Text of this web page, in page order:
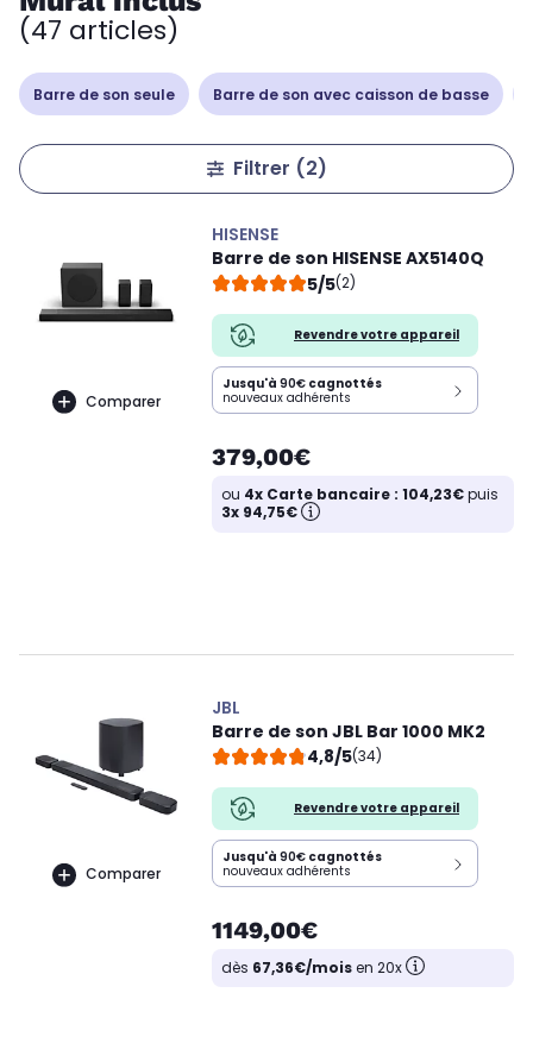
(47 articles)
Barre de son seule Barre de son avec caisson de basse
Filtrer (2)
Comparer
HISENSE
Barre de son HISENSE AX5140Q
5/5(2)
Revendre votre appareil
Jusqu'à 90€ cagnottés
nouveaux adhérents
379,00€
ou 4x Carte bancaire : 104,23€puis
3x 94,75€
Comparer
JBL
Barre de son JBL Bar 1000 MK2
4,8/5(34)
Revendre votre appareil
Jusqu'à 90€ cagnottés
nouveaux adhérents
1149,00€
dès 67,36€/moisen 20x